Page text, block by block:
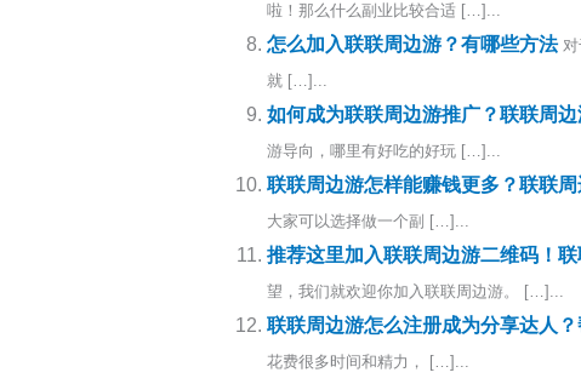
啦！那么什么副业比较合适 […]...
怎么加入联联周边游？有哪些方法
就 […]...
如何成为联联周边游推广？联联周
游导向，哪里有好吃的好玩 […]...
联联周边游怎样能赚钱更多？联联周
大家可以选择做一个副 […]...
推荐这里加入联联周边游二维码！
望，我们就欢迎你加入联联周边游。 […]...
联联周边游怎么注册成为分享达人
花费很多时间和精力， […]...